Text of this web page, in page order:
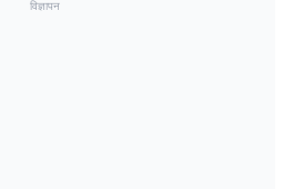
विज्ञापन